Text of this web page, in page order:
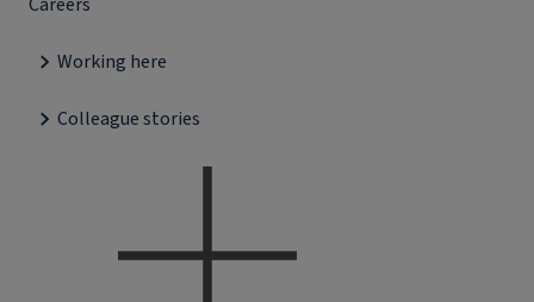
Working here
Colleague stories